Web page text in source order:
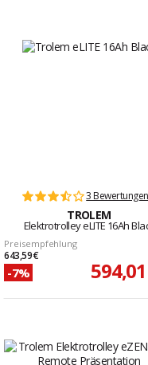
3 Bewertungen
TROLEM
Elektrotrolley eLITE 16Ah
Preisempfehlung
643,59 €
-7%